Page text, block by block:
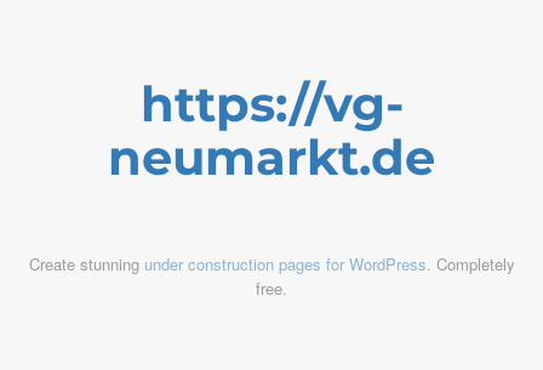
https://vg-
neumarkt.de
Create stunning under construction pages for WordPress. Completely
free.